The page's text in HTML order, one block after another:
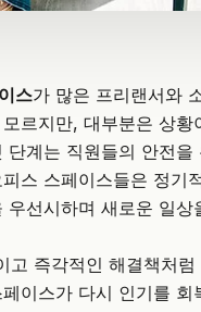
스가 많은 프리랜서와
르지만, 대부분은 상황
계는 직원들의 안전을
스 스페이스들은 정기
선시하며 새로운 일상
즉각적인 해결책처럼
이스가 다시 인기를 회